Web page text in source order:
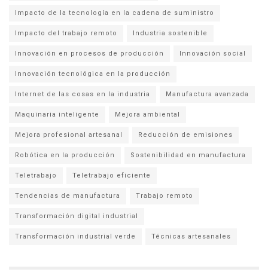
Impacto de la tecnología en la cadena de suministro
Impacto del trabajo remoto Industria sostenible
Innovación en procesos de producción Innovación social
Innovación tecnológica en la producción
Internet de las cosas en la industria Manufactura avanzada
Maquinaria inteligente Mejora ambiental
Mejora profesional artesanal Reducción de emisiones
Robótica en la producción Sostenibilidad en manufactura
Teletrabajo Teletrabajo eficiente
Tendencias de manufactura Trabajo remoto
Transformación digital industrial
Transformación industrial verde Técnicas artesanales